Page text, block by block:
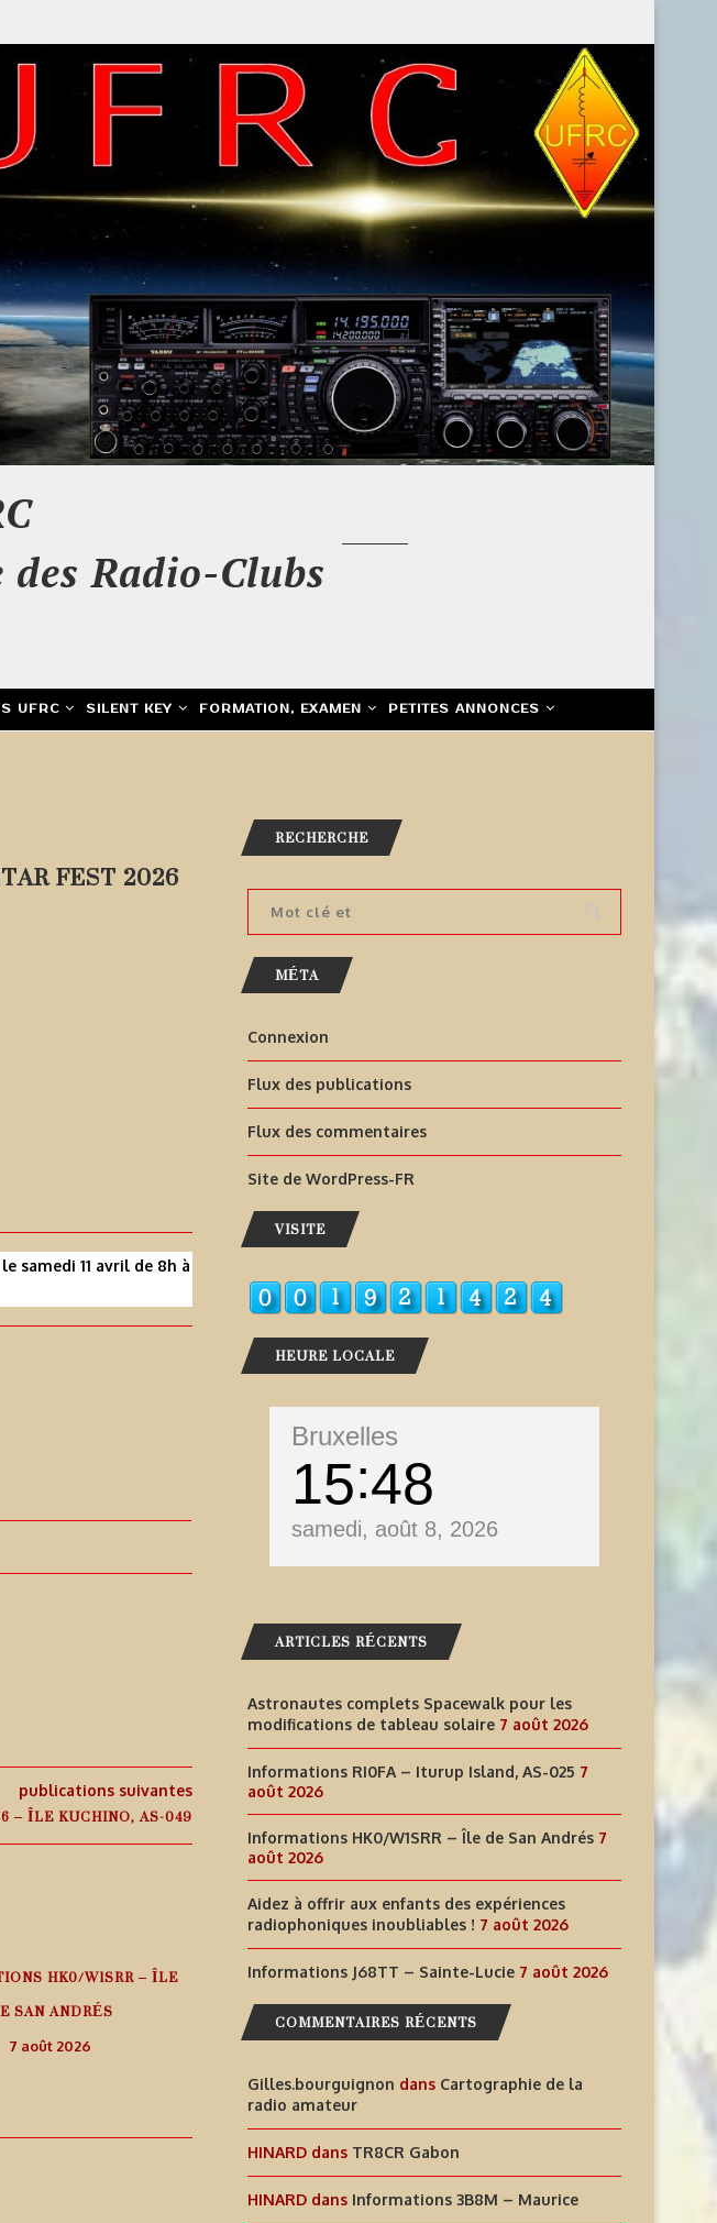
Radio-Clubs
UFRC SILENT KEY FORMATION, EXAMEN PETITES ANNONCES
FEST 2026
samedi 11 avril de 8h à
publications suivantes
– ÎLE KUCHINO, AS-049
HK0/W1SRR – ÎLE
SAN ANDRÉS
7 août 2026
AIDEZ À OFFRIR AUX ENFANTS
DES EXPÉRIENCES
RADIOPHONIQUES...
7 août 2026
INFORMATIONS J68TT –
RECHERCHE
MÉTA
Connexion
Flux des publications
Flux des commentaires
Site de WordPress-FR
VISITE
HEURE LOCALE
Bruxelles
15 48
samedi, août 8, 2026
ARTICLES RÉCENTS
Astronautes complets Spacewalk pour les
modifications de tableau solaire 7 août 2026
Informations RI0FA – Iturup Island, AS-025 7
août 2026
Informations HK0/W1SRR – Île de San Andrés 7
août 2026
Aidez à offrir aux enfants des expériences
radiophoniques inoubliables ! 7 août 2026
Informations J68TT – Sainte-Lucie 7 août 2026
COMMENTAIRES RÉCENTS
Gilles.bourguignon dans Cartographie de la
radio amateur
HINARD dans TR8CR Gabon
HINARD dans Informations 3B8M – Maurice